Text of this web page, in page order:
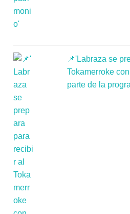
📌'Labraza se
Tokamerroke
parte de la